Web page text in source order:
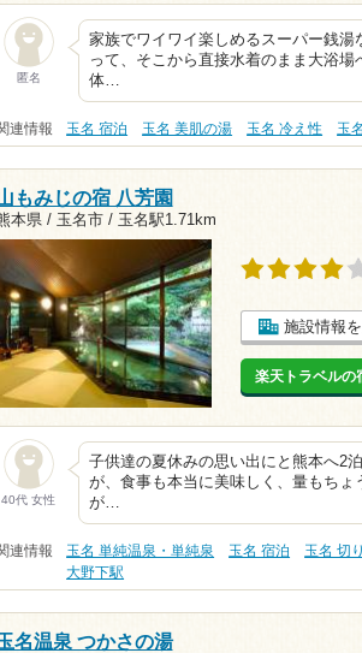
匿名
家族でワイワイ楽しめるスーパー銭
って、そこから直接水着のまま大浴
体…
連情報 玉名 宿泊 玉名 美肌の湯 玉名 冷え性 玉
もみじの宿 八芳園
本県 / 玉名市 / 玉名駅1.71km
施設情報
楽天トラベルの
40代 女性
子供達の夏休みの思い出にと熊本へ2
が、食事も本当に美味しく、量もち
が…
連情報 玉名 単純温泉・単純泉 玉名 宿泊 玉名 切
大野下駅
名温泉 つかさの湯